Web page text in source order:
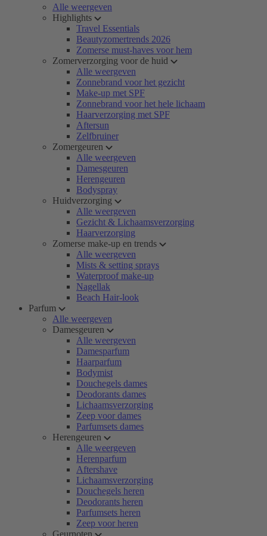
Alle weergeven
Highlights
Travel Essentials
Beautyzomertrends 2026
Zomerse must-haves voor hem
Zomerverzorging voor de huid
Alle weergeven
Zonnebrand voor het gezicht
Make-up met SPF
Zonnebrand voor het hele lichaam
Haarverzorging met SPF
Aftersun
Zelfbruiner
Zomergeuren
Alle weergeven
Damesgeuren
Herengeuren
Bodyspray
Huidverzorging
Alle weergeven
Gezicht & Lichaamsverzorging
Haarverzorging
Zomerse make-up en trends
Alle weergeven
Mists & setting sprays
Waterproof make-up
Nagellak
Beach Hair-look
Parfum
Alle weergeven
Damesgeuren
Alle weergeven
Damesparfum
Haarparfum
Bodymist
Douchegels dames
Deodorants dames
Lichaamsverzorging
Zeep voor dames
Parfumsets dames
Herengeuren
Alle weergeven
Herenparfum
Aftershave
Lichaamsverzorging
Douchegels heren
Deodorants heren
Parfumsets heren
Zeep voor heren
Geurnoten